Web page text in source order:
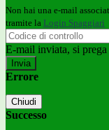
Non hai una e-mail
tramite la Login Spaggiari
E-mail inviata, si
Errore
Chiudi
Successo